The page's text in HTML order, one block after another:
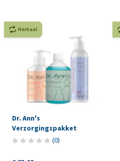
Herhaal
Dr. Ann's
Verzorgingspakket
(0)